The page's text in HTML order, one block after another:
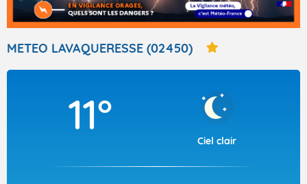
TOUS LES RÉSULTATS
Articles
METEO LAVAQUERESSE (02450)
11°
Ciel clair